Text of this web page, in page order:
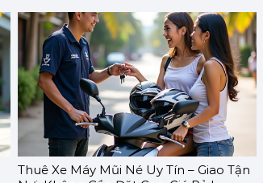
Thuê Xe Máy Mũi Né Uy Tín – Giao Tận